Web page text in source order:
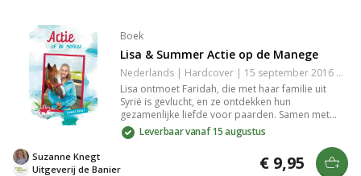
Boek
Lisa & Summer Actie op de Manege
Nederlands | Hardcover | 15 september 2016 | 144 pagina's | 9789462789449
Lisa ontmoet Faridah, die met haar familie uit
Syrië is gevlucht, en ze ontdekken hun
gezamenlijke liefde voor paarden. Samen met
Lisa's verzorgpony Summer beleeft Faridah
avonturen op de manege. Terwijl Lisa worstelt
actiedag tot een spannende wending die
Leverbaar vanaf 15 augustus
Uitgeverij de Banier
Suzanne Knegt € 9,95